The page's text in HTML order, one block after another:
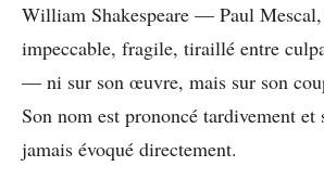
William Shakespeare — Paul Mescal,
impeccable, fragile, tiraillé entre
— ni sur son œuvre, mais sur son
Son nom est prononcé tardivement et
jamais évoqué directement.